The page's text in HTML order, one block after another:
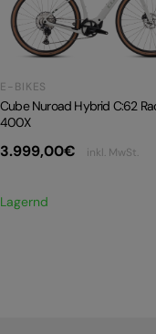
E-BIKE TOUR
E-BIKES
Cube Nuroad Hybrid C:62
400X
3.999,00€ inkl. MwSt.
Lagernd